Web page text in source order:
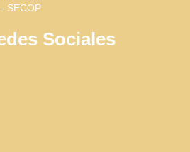
SECOP
Sociales